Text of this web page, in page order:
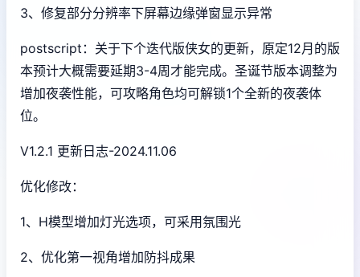
3、修复部分分辨率下屏幕边缘弹窗显示异常
postscript：关于下个迭代版侠女的更新，原定12月的版
本预计大概需要延期3-4周才能完成。圣诞节版本调整为
增加夜袭性能，可攻略角色均可解锁1个全新的夜袭体
位。
V1.2.1 更新日志-2024.11.06
优化修改：
1、H模型增加灯光选项，可采用氛围光
2、优化第一视角增加防抖成果